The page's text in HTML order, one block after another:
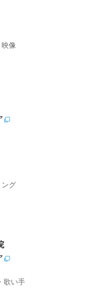
像
ング
歌い手